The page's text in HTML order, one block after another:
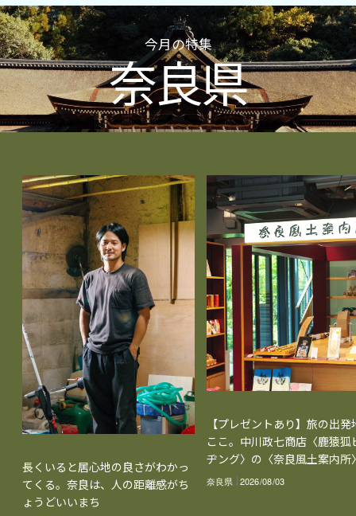
今月の特集
奈良県
長くいると居心地の良さがわかっ
てくる。奈良は、人の距離感がち
ょうどいいまち
【プレゼントあり】旅の出発
ここ。中川政七商店〈鹿猿狐
ヂング〉の〈奈良風土案内所
奈良県 2026/08/03